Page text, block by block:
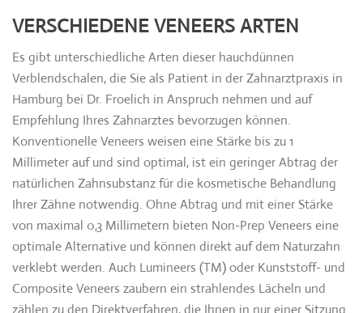
VERSCHIEDENE VENEERS ARTEN
Es gibt unterschiedliche Arten dieser hauchdünnen
Verblendschalen, die Sie als Patient in der Zahnarztpraxis in
Hamburg bei Dr. Froelich in Anspruch nehmen und auf
Empfehlung Ihres Zahnarztes bevorzugen können.
Konventionelle Veneers weisen eine Stärke bis zu 1
Millimeter auf und sind optimal, ist ein geringer Abtrag der
natürlichen Zahnsubstanz für die kosmetische Behandlung
Ihrer Zähne notwendig. Ohne Abtrag und mit einer Stärke
von maximal 0,3 Millimetern bieten Non-Prep Veneers eine
optimale Alternative und können direkt auf dem Naturzahn
verklebt werden. Auch Lumineers (TM) oder Kunststoff- und
Composite Veneers zaubern ein strahlendes Lächeln und
zählen zu den Direktverfahren, die Ihnen in nur einer Sitzung